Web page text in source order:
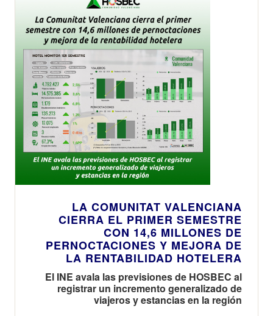
LA COMUNITAT VALENCIANA
CIERRA EL PRIMER SEMESTRE
CON 14,6 MILLONES DE
PERNOCTACIONES Y MEJORA DE
LA RENTABILIDAD HOTELERA
El INE avala las previsiones de HOSBEC al
registrar un incremento generalizado de
viajeros y estancias en la región